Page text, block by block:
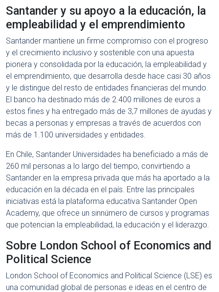
Santander y su apoyo a la educación, la
empleabilidad y el emprendimiento
Santander mantiene un firme compromiso con el progreso
y el crecimiento inclusivo y sostenible con una apuesta
pionera y consolidada por la educación, la empleabilidad y
el emprendimiento, que desarrolla desde hace casi 30 años
y le distingue del resto de entidades financieras del mundo.
El banco ha destinado más de 2.400 millones de euros a
estos fines y ha entregado más de 3,7 millones de ayudas y
becas a personas y empresas a través de acuerdos con
más de 1.100 universidades y entidades.
En Chile, Santander Universidades ha beneficiado a más de
260 mil personas a lo largo del tiempo, convirtiendo a
Santander en la empresa privada que más ha aportado a la
educación en la década en el país. Entre las principales
iniciativas está la plataforma educativa Santander Open
Academy, que ofrece un sinnúmero de cursos y programas
que potencian la empleabilidad, la educación y el liderazgo.
Sobre London School of Economics and
Political Science
London School of Economics and Political Science (LSE) es
una comunidad global de personas e ideas en el centro de